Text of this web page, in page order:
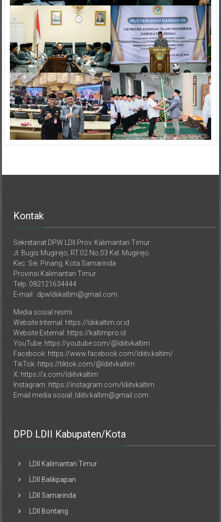
Jl. Bugis Mugirejo, RT.02 No.03 Kel. Mugirejo
Kec. Sei. Pinang, Kota Samarinda
Provinsi Kalimantan Timur
Telp. 082121634444
E-mail : dpwldiikaltim@gmail.com
Website Internal: https://ldiikaltim.or.id
Website External: https://kaltimpro.id
YouTube: https://youtube.com/@ldiitvkaltim
Facebook: https://www.facebook.com/ldiitv.kaltim/
TikTok: https://tiktok.com/@ldiitvkaltim
X: https://x.com/ldiitvkaltim
Instagram: https://instagram.com/ldiitvkaltim
Email media sosial: ldiitv.kaltim@gmail.com
LDII Samarinda
LDII Kutai Timur